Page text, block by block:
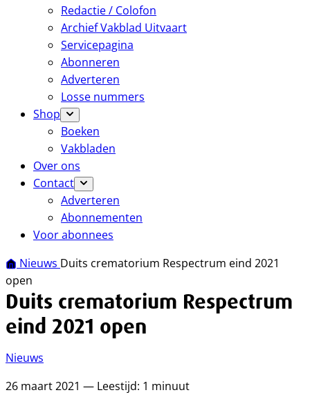
Redactie / Colofon
Archief Vakblad Uitvaart
Servicepagina
Abonneren
Adverteren
Losse nummers
Shop
Boeken
Vakbladen
Over ons
Contact
Adverteren
Abonnementen
Voor abonnees
Nieuws Duits crematorium Respectrum eind 2021
open
Duits crematorium Respectrum
eind 2021 open
Nieuws
26 maart 2021 — Leestijd: 1 minuut